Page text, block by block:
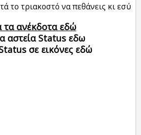
το τριακοστό να πεθάνεις κι εσύ
ανέκδοτα εδώ
αστεία Status εδω
σε εικόνες εδώ